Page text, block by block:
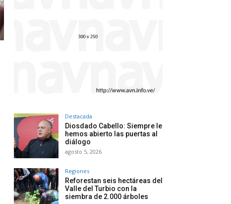
Destacada
Diosdado Cabello: Siempre le
hemos abierto las puertas al
diálogo
agosto 5, 2026
Regiones
Reforestan seis hectáreas del
Valle del Turbio con la
siembra de 2.000 árboles